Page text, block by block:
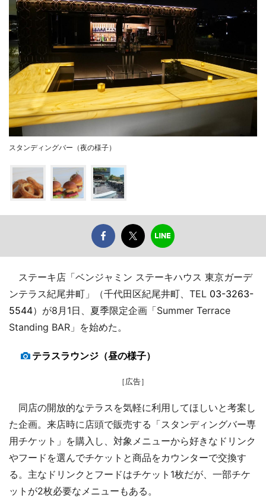
スタンディングバー（夜の様子）
ステーキ店「ベンジャミン ステーキハウス 東京ガーデ
ンテラス紀尾井町」（千代田区紀尾井町、TEL 03-3263-
5544）が8月1日、夏季限定企画「Summer Terrace
Standing BAR」を始めた。
テラスラウンジ（昼の様子）
［広告］
同店の開放的なテラスを気軽に利用してほしいと考案し
た企画。来店時に店頭で販売する「スタンディングバー専
用チケット」を購入し、対象メニューから好きなドリンク
やフードを選んでチケットと商品をカウンターで交換す
る。主なドリンクとフードはチケット1枚だが、一部チケ
ットが2枚必要なメニューもある。